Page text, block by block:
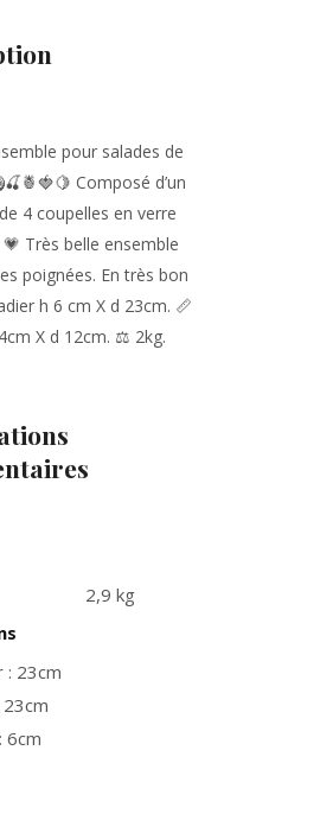
pour salades de
Composé d’un
4 coupelles en verre
Très belle ensemble
poignées. En très bon
h 6 cm X d 23cm. 📏
X d 12cm. ⚖️ 2kg.
2,9 kg
: 23cm
6cm